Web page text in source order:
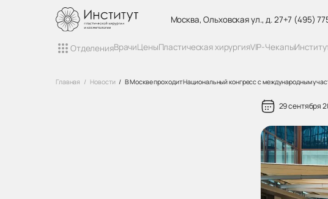
Москва, Ольховская ул., д. 27+7 (495)
ОтделенияВрачиЦеныПластическая хирургияVIP-Чекапы
Главная Новости В Москве проходит Национальный конгресс с международным
29 сентября